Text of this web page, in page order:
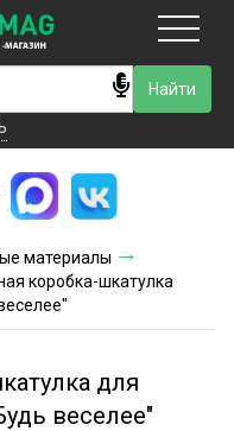
материалы
коробка-шкатулка
для
веселее"